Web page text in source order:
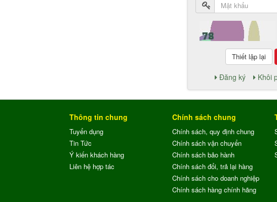
Đăng ký Khôi
Thông tin chung
Tuyển dụng
Tin Tức
Ý kiến khách hàng
Liên hệ hợp tác
Chính sách chung
Chính sách, quy định chung
Chính sách vận chuyển
Chính sách bảo hành
Chính sách đổi, trả lại hàng
Chính sách cho doanh nghiệp
Chính sách hàng chính hãng